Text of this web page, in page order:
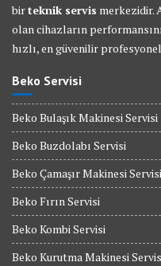
birteknik servis merkezidir.
olan cihazların
hızlı, en güvenilir
Beko Servisi
Beko Bulaşık Makinesi Servisi
Beko Buzdolabı Servisi
Beko Çamaşır Makinesi Servisi
Beko Fırın Servisi
Beko Kombi Servisi
Beko Kurutma Makinesi